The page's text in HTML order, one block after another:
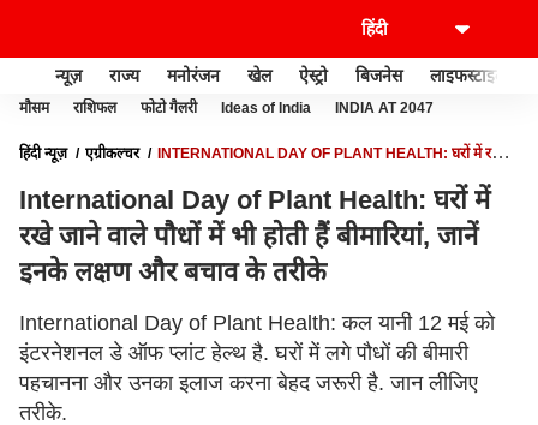
न्यूज़ राज्य मनोरंजन खेल ऐस्ट्रो बिजनेस लाइफस्टाइल
मौसम राशिफल फोटो गैलरी Ideas of India INDIA AT 2047
हिंदी न्यूज़ एग्रीकल्चर
INTERNATIONAL DAY OF PLANT HEALTH: घरों में रखे
International Day of Plant Health: घरों में
रखे जाने वाले पौधों में भी होती हैं बीमारियां, जानें
इनके लक्षण और बचाव के तरीके
International Day of Plant Health: कल यानी 12 मई को
इंटरनेशनल डे ऑफ प्लांट हेल्थ है. घरों में लगे पौधों की बीमारी
पहचानना और उनका इलाज करना बेहद जरूरी है. जान लीजिए
तरीके.